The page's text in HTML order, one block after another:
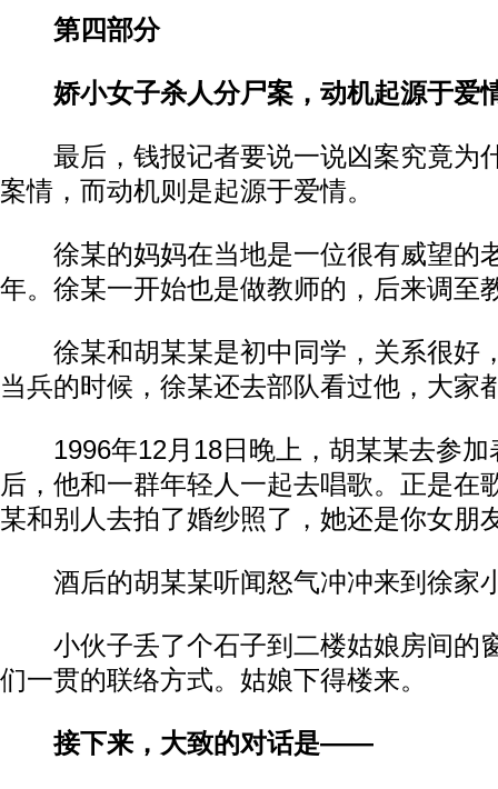
第四部分
娇小女子杀人分尸案，动机起源于爱
最后，钱报记者要说一说凶案究竟为
案情，而动机则是起源于爱情。
徐某的妈妈在当地是一位很有威望的
年。徐某一开始也是做教师的，后来调至
徐某和胡某某是初中同学，关系很好
当兵的时候，徐某还去部队看过他，大家
1996年12月18日晚上，胡某某去参加
后，他和一群年轻人一起去唱歌。正是在
某和别人去拍了婚纱照了，她还是你女朋
酒后的胡某某听闻怒气冲冲来到徐家
小伙子丢了个石子到二楼姑娘房间的
们一贯的联络方式。姑娘下得楼来。
接下来，大致的对话是——